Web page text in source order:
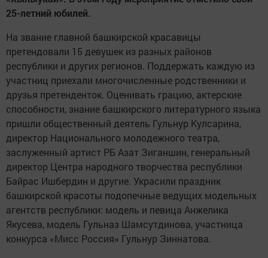
25-летний юбилей.
На звание главной башкирской красавицы
претендовали 15 девушек из разных районов
республики и других регионов. Поддержать каждую из
участниц приехали многочисленные родственники и
друзья претенденток. Оценивать грацию, актерские
способности, знание башкирского литературного языка
пришли общественный деятель Гульнур Кулсарина,
директор Национального молодежного театра,
заслуженный артист РБ Азат Зиганшин, генеральный
директор Центра народного творчества республики
Байрас Ишбердин и другие. Украсили праздник
башкирской красоты подопечные ведущих модельных
агентств республики: модель и певица Анжелика
Якусева, модель Гульназ Шамсутдинова, участница
конкурса «Мисс Россия» Гульнур Зиннатова.